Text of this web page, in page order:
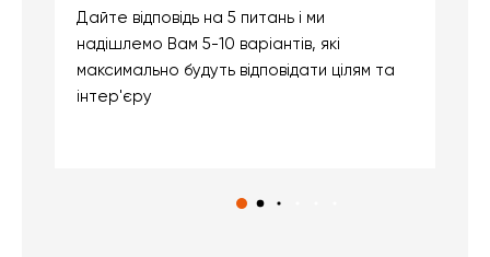
Дайте відповідь на 5 питань і ми
надішлемо Вам 5-10 варіантів, які
максимально будуть відповідати цілям та
інтер'єру